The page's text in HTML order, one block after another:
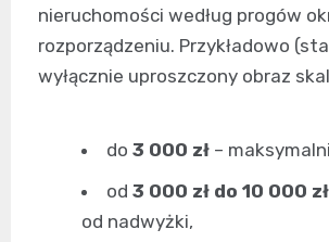
nieruchomości według progów
rozporządzeniu. Przykładowo
wyłącznie uproszczony obraz
do 3 000 zł –
od 3 000 zł do 10 000 zł
od nadwyżki,